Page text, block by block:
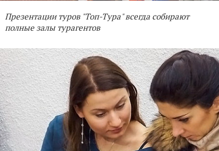
Презентации туров "Топ-Тура" всегда собирают
полные залы турагентов